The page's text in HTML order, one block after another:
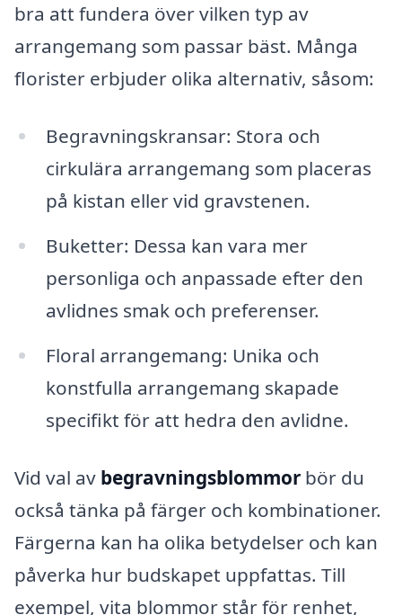
bra att fundera över vilken typ av
arrangemang som passar bäst. Många
florister erbjuder olika alternativ, såsom:
Begravningskransar: Stora och
cirkulära arrangemang som placeras
på kistan eller vid gravstenen.
Buketter: Dessa kan vara mer
personliga och anpassade efter den
avlidnes smak och preferenser.
Floral arrangemang: Unika och
konstfulla arrangemang skapade
specifikt för att hedra den avlidne.
Vid val av begravningsblommor bör du
också tänka på färger och kombinationer.
Färgerna kan ha olika betydelser och kan
påverka hur budskapet uppfattas. Till
exempel, vita blommor står för renhet,